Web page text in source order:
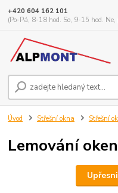
+420 604 162 101
(Po-Pá, 8-18 hod. So, 9-15 hod. Ne,
Úvod Střešní okna Střešní
Lemování oken